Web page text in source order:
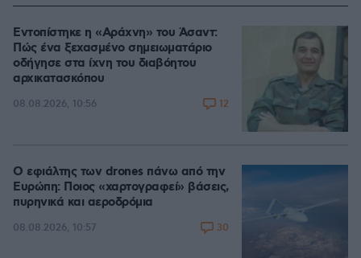
Εντοπίστηκε η «Αράχνη» του Άσαντ:
Πώς ένα ξεχασμένο σημειωματάριο
οδήγησε στα ίχνη του διαβόητου
αρχικατασκόπου
08.08.2026, 10:56 12
Ο εφιάλτης των drones πάνω από την
Ευρώπη: Ποιος «χαρτογραφεί» βάσεις,
πυρηνικά και αεροδρόμια
08.08.2026, 10:57 30